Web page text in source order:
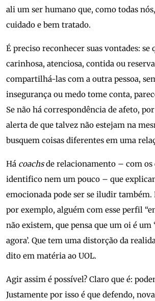
ali um ser humano que, como todas
cuidado e bem tratado.
É preciso reconhecer suas vontades: se
carinhosa, atenciosa, contida ou
compartilhá-las com a outra pessoa,
insegurança ou medo tome conta,
Se não há correspondência de afeto,
alerta de que talvez não estejam na
busquem coisas diferentes em uma
Há coachsde relacionamento – com os
identifico nem um pouco – que
emocionada pode ser se iludir também.
por exemplo, alguém com esse perfil
não existem, que pensa que um oi é um
agora’. Que tem uma distorção da
dito em matéria ao UOL.
Agir assim é possível? Claro que é:
Justamente por isso é que defendo,